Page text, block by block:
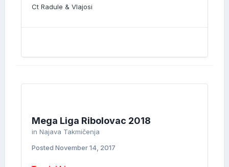
Ct Radule & Vlajosi
Mega Liga Ribolovac 2018
in Najava Takmičenja
Posted November 14, 2017